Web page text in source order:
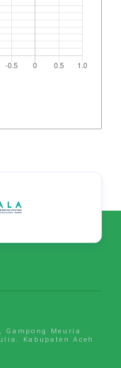
Meuria
Kabupaten Aceh